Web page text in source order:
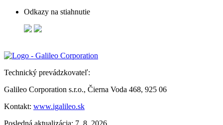
Odkazy na stiahnutie
Technický prevádzkovateľ:
Galileo Corporation s.r.o., Čierna Voda 468, 925 06
Kontakt: www.igalileo.sk